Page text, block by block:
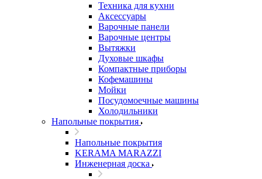
Техника для кухни
Аксессуары
Варочные панели
Варочные центры
Вытяжки
Духовые шкафы
Компактные приборы
Кофемашины
Мойки
Посудомоечные машины
Холодильники
Напольные покрытия
Напольные покрытия
KERAMA MARAZZI
Инженерная доска